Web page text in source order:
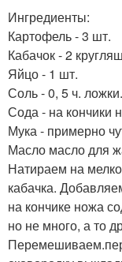
Ингредиенты:
Картофель - 3 шт.
Кабачок - 2
Яйцо - 1 шт.
Соль - 0, 5 ч. ложки.
Сода - на кончики
Мука - примерно
Масло масло для
Натираем на
кабачка.
на кончике ножа
но не много, а то